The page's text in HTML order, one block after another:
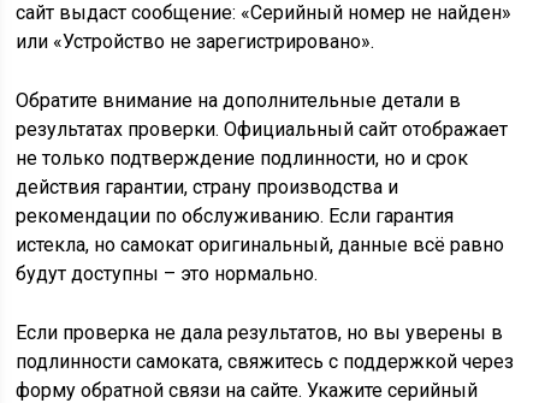
сайт выдаст сообщение: «Серийный номер не найден»
или «Устройство не зарегистрировано».
Обратите внимание на дополнительные детали в
результатах проверки. Официальный сайт отображает
не только подтверждение подлинности, но и срок
действия гарантии, страну производства и
рекомендации по обслуживанию. Если гарантия
истекла, но самокат оригинальный, данные всё равно
будут доступны – это нормально.
Если проверка не дала результатов, но вы уверены в
подлинности самоката, свяжитесь с поддержкой через
форму обратной связи на сайте. Укажите серийный